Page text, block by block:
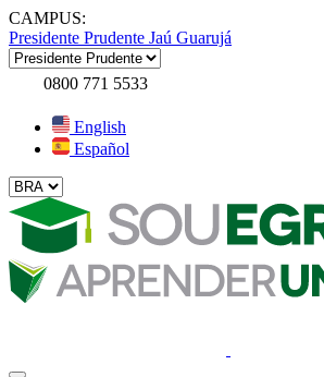
CAMPUS:
Presidente Prudente Jaú Guarujá
0800 771 5533
English
Español